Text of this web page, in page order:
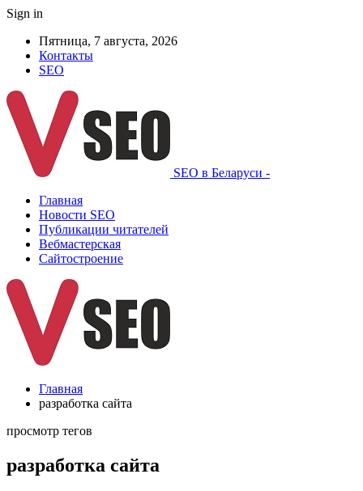
Sign in
Пятница, 7 августа, 2026
Контакты
SEO
SEO в Беларуси -
Главная
Новости SEO
Публикации читателей
Вебмастерская
Сайтостроение
Главная
разработка сайта
просмотр тегов
разработка сайта